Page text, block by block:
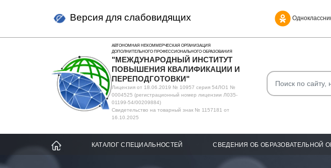
Версия для слабовидящих
АВТОНОМНАЯ НЕКОММЕРЧЕСКАЯ ОРГАНИЗАЦИЯ
ДОПОЛНИТЕЛЬНОГО ПРОФЕССИОНАЛЬНОГО ОБРАЗОВАНИЯ
"МЕЖДУНАРОДНЫЙ ИНСТИТУТ
ПОВЫШЕНИЯ КВАЛИФИКАЦИИ И
ПЕРЕПОДГОТОВКИ"
Лицензия от 18.06.2019 № 10957 серия 54ЛО1 №
0004525 (регистрационный номер лицензии Л035-
01199-54/00209884)
Свидетельство на товарный знак № 1157181 от
16.10.2025
КАТАЛОГ СПЕЦИАЛЬНОСТЕЙ СВЕДЕНИЯ ОБ ОБРАЗОВАТЕЛЬНОЙ